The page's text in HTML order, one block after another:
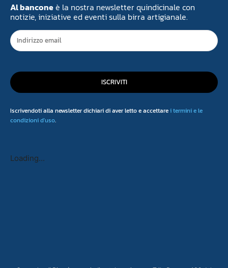
Al banconeè la nostra newsletter quindicinale con
notizie, iniziative ed eventi sulla birra artigianale.
ISCRIVITI
Iscrivendoti alla newsletter dichiari di aver letto e accettarei termini e le
condizioni d'uso.
Loading...